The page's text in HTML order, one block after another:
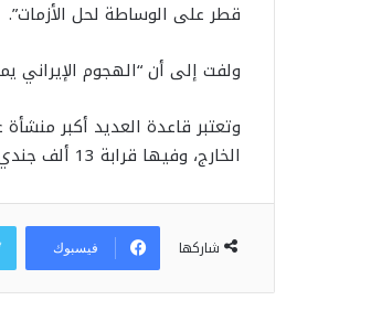
قطر على الوساطة لحل الأزمات”.
ولفت إلى أن “الهجوم الإيراني
وتعتبر قاعدة العديد أكبر
الخارج، وفيها قرابة 13 ألف جندي، إلا أنها أخليت مؤخراً بعد التصعيد بين واشنطن وطهران.
شاركها فيسبوك